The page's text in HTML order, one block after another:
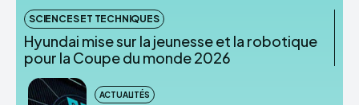
SCIENCES ET TECHNIQUES
Hyundai mise sur la jeunesse et la robotique
pour la Coupe du monde 2026
ACTUALITÉS